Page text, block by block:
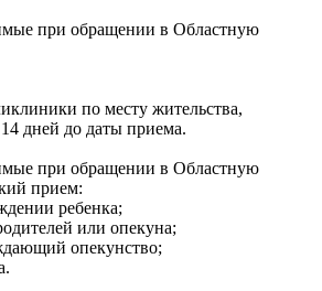
при обращении в Областную
по месту жительства,
дней до даты приема.
при обращении в Областную
прием:
ребенка;
или опекуна;
опекунство;